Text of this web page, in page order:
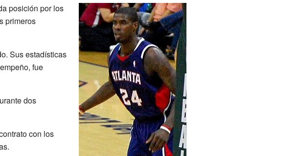
posición por los
primeros
Sus estadísticas
fue
dos
con los